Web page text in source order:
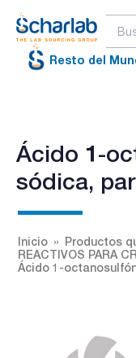
Resto del
Ácido 1-
sódica,
Inicio
Productos
REACTIVOS PARA
Ácido 1-